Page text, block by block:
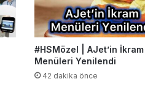
#HSMözel | AJet’in İkram
Menüleri Yenilendi
42 dakika önce